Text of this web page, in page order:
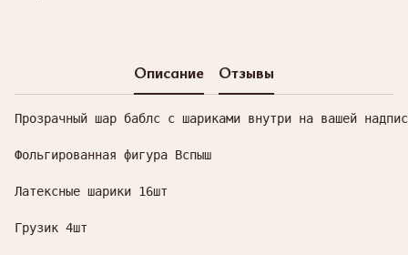
Описание Отзывы
Прозрачный шар баблс с шариками внутри на вашей
Фольгированная фигура Вспыш
Латексные шарики 16шт
Грузик 4шт